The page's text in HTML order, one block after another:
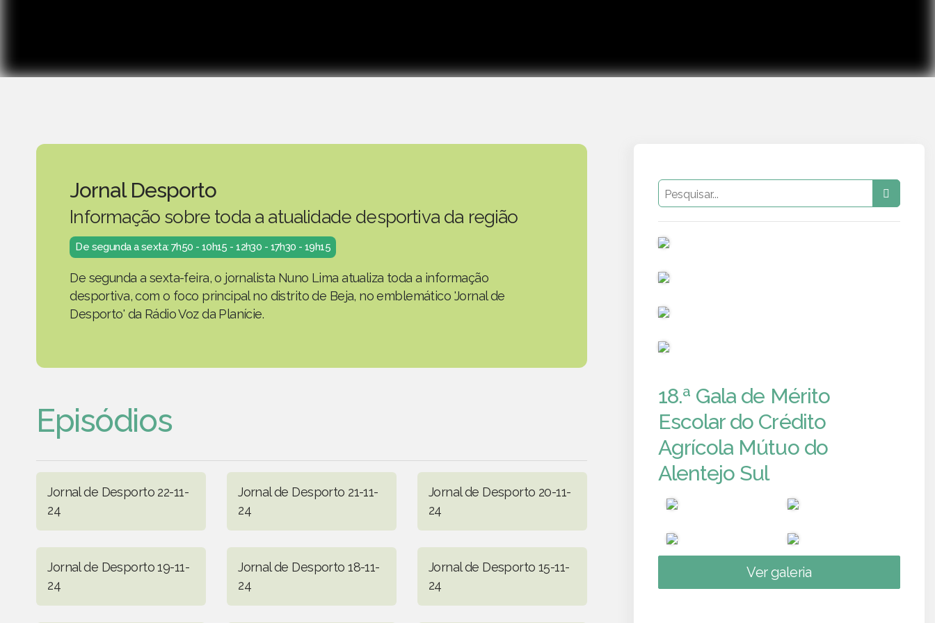
Jornal Desporto
Informação sobre toda a atualidade desportiva da região
De segunda a sexta: 7h50 - 10h15 - 12h30 - 17h30 - 19h15
De segunda a sexta-feira, o jornalista Nuno Lima atualiza toda a informação
desportiva, com o foco principal no distrito de Beja, no emblemático 'Jornal de
Desporto' da Rádio Voz da Planície.
Episódios
Jornal de Desporto 22-11-
24
Jornal de Desporto 21-11-
24
Jornal de Desporto 20-11-
24
Jornal de Desporto 19-11-
24
Jornal de Desporto 18-11-
24
Jornal de Desporto 15-11-
24
18.ª Gala de Mérito
Escolar do Crédito
Agrícola Mútuo do
Alentejo Sul
Ver galeria